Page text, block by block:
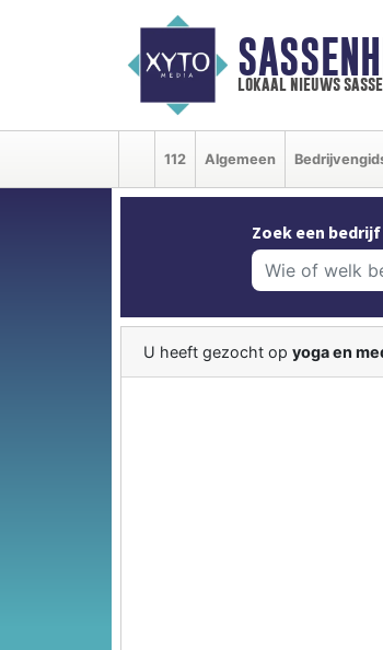
lokaal nieuws
112 Algemeen
Zoek een
U heeft gezocht op yoga en